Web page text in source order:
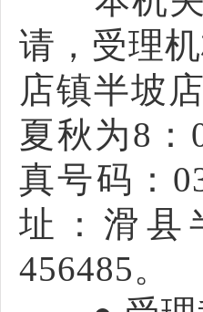
请，受理
店镇半坡
夏秋为8：
真号码：
址：滑县
456485。